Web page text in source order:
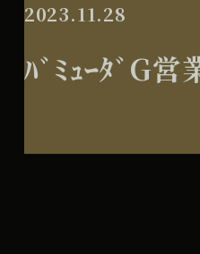
2023.11.28
ﾊﾞﾐｭｰﾀﾞG営